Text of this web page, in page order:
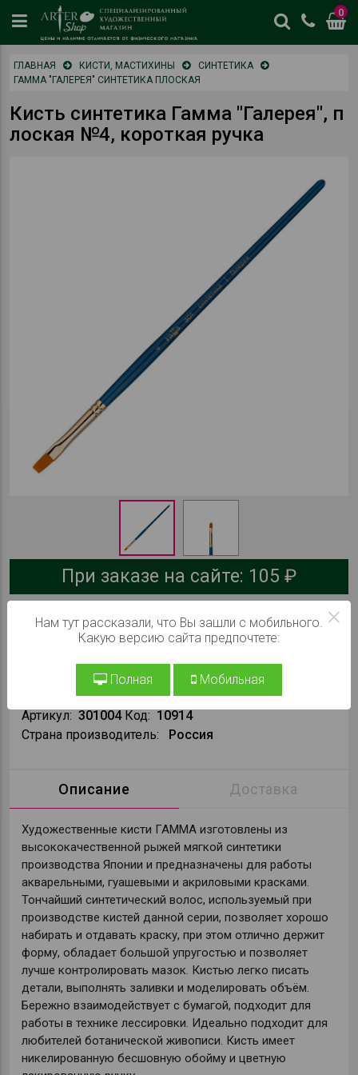
0
цены
отличается
от
ГЛАВНАЯ КИСТИ, МАСТИХИНЫ
СИНТЕТИКА
ГАММА "ГАЛЕРЕЯ" СИНТЕТИКА ПЛОСКАЯ
Кисть синтетика Гамма "Галерея", п
лоская №4, короткая ручка
При заказе на сайте: 105 ₽
В КОРЗИНУ
Производитель: Гамма
Галерея
Артикул: 301004Код: 10914
Страна производитель:
Россия
Описание Доставка
Художественные кисти ГАММА изготовлены из
высококачественной рыжей мягкой синтетики
производства Японии и предназначены для работы
акварельными, гуашевыми и акриловыми красками.
Тончайший синтетический волос, используемый при
производстве кистей данной серии, позволяет хорошо
набирать и отдавать краску, при этом отлично держит
форму, обладает большой упругостью и позволяет
лучше контролировать мазок. Кистью легко писать
детали, выполнять заливки и моделировать объём.
Бережно взаимодействует с бумагой, подходит для
работы в технике лессировки. Идеально подходит для
любителей ботанической живописи. Кисть имеет
никелированную бесшовную обойму и цветную
×
Нам тут рассказали, что Вы зашли с мобильного.
Какую версию сайта предпочтете:
Полная Мобильная